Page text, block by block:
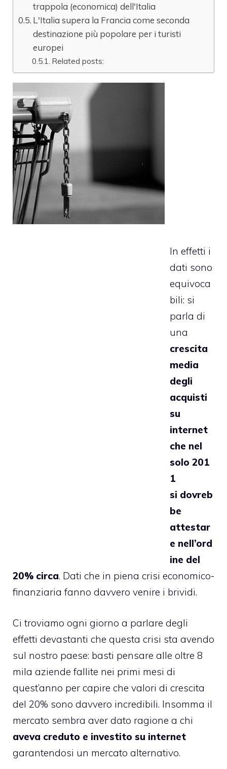
trappola (economica) dell'Italia
L'Italia supera la Francia come seconda
destinazione più popolare per i turisti
europei
Related posts:
In effetti i
dati sono
equivoca
bili: si
parla di
una
crescita
media
degli
acquisti
su
internet
che nel
solo 201
1
si dovreb
be
attestar
e nell’ord
ine del
20% circa. Dati che in piena crisi economico-
finanziaria fanno davvero venire i brividi.
Ci troviamo ogni giorno a parlare degli
effetti devastanti che questa crisi sta avendo
sul nostro paese: basti pensare alle oltre 8
mila aziende fallite nei primi mesi di
quest’anno per capire che valori di crescita
del 20% sono davvero incredibili. Insomma il
mercato sembra aver dato ragione a chi
aveva creduto e investito su internet
garantendosi un mercato alternativo.